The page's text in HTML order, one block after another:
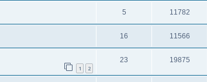
5 11782
16 11566
1 2
23 19875